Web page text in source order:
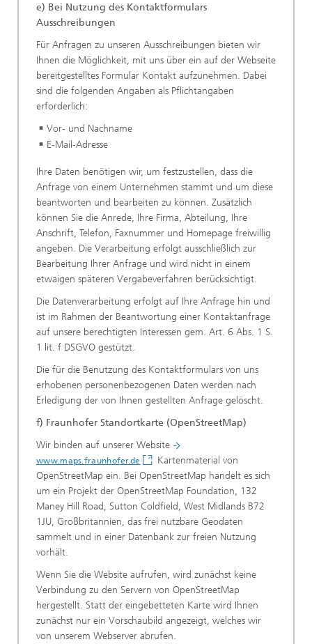
e) Bei Nutzung des Kontaktformulars
Ausschreibungen
Für Anfragen zu unseren Ausschreibungen bieten wir
Ihnen die Möglichkeit, mit uns über ein auf der Webseite
bereitgestelltes Formular Kontakt aufzunehmen. Dabei
sind die folgenden Angaben als Pflichtangaben
erforderlich:
Vor- und Nachname
E-Mail-Adresse
Ihre Daten benötigen wir, um festzustellen, dass die
Anfrage von einem Unternehmen stammt und um diese
beantworten und bearbeiten zu können. Zusätzlich
können Sie die Anrede, Ihre Firma, Abteilung, Ihre
Anschrift, Telefon, Faxnummer und Homepage freiwillig
angeben. Die Verarbeitung erfolgt ausschließlich zur
Bearbeitung Ihrer Anfrage und wird nicht in einem
etwaigen späteren Vergabeverfahren berücksichtigt.
Die Datenverarbeitung erfolgt auf Ihre Anfrage hin und
ist im Rahmen der Beantwortung einer Kontaktanfrage
auf unsere berechtigten Interessen gem. Art. 6 Abs. 1 S.
1 lit. f DSGVO gestützt.
Die für die Benutzung des Kontaktformulars von uns
erhobenen personenbezogenen Daten werden nach
Erledigung der von Ihnen gestellten Anfrage gelöscht.
f) Fraunhofer Standortkarte (OpenStreetMap)
Wir binden auf unserer Website
www.maps.fraunhofer.de
Kartenmaterial von
OpenStreetMap ein. Bei OpenStreetMap handelt es sich
um ein Projekt der OpenStreetMap Foundation, 132
Maney Hill Road, Sutton Coldfield, West Midlands B72
1JU, Großbritannien, das frei nutzbare Geodaten
sammelt und in einer Datenbank zur freien Nutzung
vorhält.
Wenn Sie die Website aufrufen, wird zunächst keine
Verbindung zu den Servern von OpenStreetMap
hergestellt. Statt der eingebetteten Karte wird Ihnen
zunächst nur ein Vorschaubild angezeigt, welches wir
von unserem Webserver abrufen.